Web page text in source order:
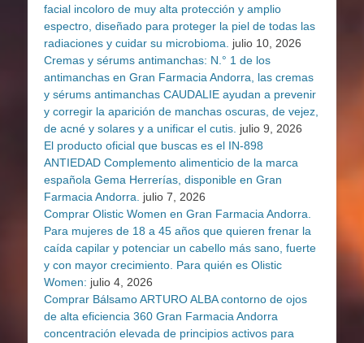
facial incoloro de muy alta protección y amplio
espectro, diseñado para proteger la piel de todas las
radiaciones y cuidar su microbioma.
julio 10, 2026
Cremas y sérums antimanchas: N.° 1 de los
antimanchas en Gran Farmacia Andorra, las cremas
y sérums antimanchas CAUDALIE ayudan a prevenir
y corregir la aparición de manchas oscuras, de vejez,
de acné y solares y a unificar el cutis. julio 9, 2026
El producto oficial que buscas es el IN-898
ANTIEDAD Complemento alimenticio de la marca
española Gema Herrerías, disponible en Gran
Farmacia Andorra.
julio 7, 2026
Comprar Olistic Women en Gran Farmacia Andorra.
Para mujeres de 18 a 45 años que quieren frenar la
caída capilar y potenciar un cabello más sano, fuerte
y con mayor crecimiento. Para quién es Olistic
Women: julio 4, 2026
Comprar Bálsamo ARTURO ALBA contorno de ojos
de alta eficiencia 360 Gran Farmacia Andorra
concentración elevada de principios activos para